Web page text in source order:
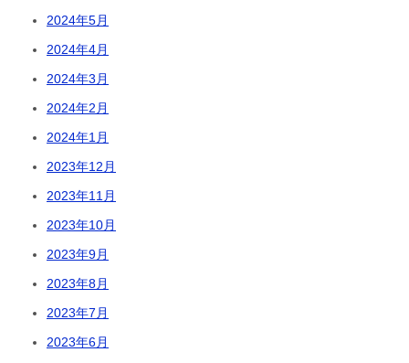
2024年5月
2024年4月
2024年3月
2024年2月
2024年1月
2023年12月
2023年11月
2023年10月
2023年9月
2023年8月
2023年7月
2023年6月